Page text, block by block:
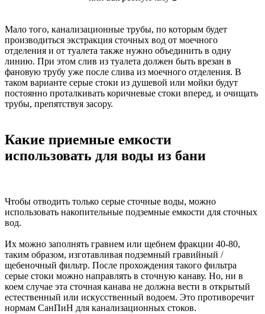
Мало того, канализационные трубы, по которым будет
производиться экстракция сточных вод от моечного
отделения и от туалета также нужно объединить в одну
линию. При этом слив из туалета должен быть врезан в
фановую трубу уже после слива из моечного отделения. В
таком варианте серые стоки из душевой или мойки будут
постоянно проталкивать коричневые стоки вперед, и очищать
трубы, препятствуя засору.
Какие приемные емкости
использовать для воды из бани
Чтобы отводить только серые сточные воды, можно
использовать накопительные подземные емкости для сточных
вод.
Их можно заполнять гравием или щебнем фракции 40-80,
таким образом, изготавливая подземный гравийный /
щебеночный фильтр. После прохождения такого фильтра
серые стоки можно направлять в сточную канаву. Но, ни в
коем случае эта сточная канава не должна вести в открытый
естественный или искусственный водоем. Это противоречит
нормам СанПиН для канализационных стоков.